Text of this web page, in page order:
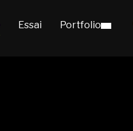
Essai Portfolio